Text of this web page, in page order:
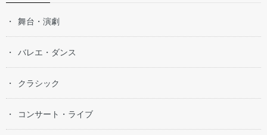
舞台・演劇
バレエ・ダンス
クラシック
コンサート・ライブ